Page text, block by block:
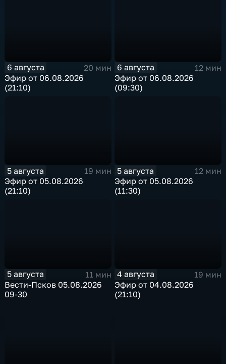
6 августа
20 мин
Эфир от 06.08.2026
(21:10)
6 августа
12 мин
Эфир от 06.08.2026
(09:30)
5 августа
19 мин
Эфир от 05.08.2026
(21:10)
5 августа
12 мин
Эфир от 05.08.2026
(11:30)
5 августа
11 мин
Вести-Псков 05.08.2026
09-30
4 августа
19 мин
Эфир от 04.08.2026
(21:10)